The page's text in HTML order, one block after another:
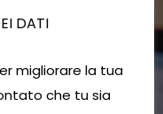
DATI
migliorare la tua
che tu sia